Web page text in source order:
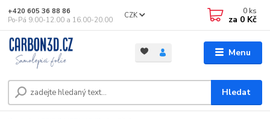
Menu
CZK
Hledat
+420 605 36 88 86
Po-Pá 9.00-12.00 a 16.00-20.00
0 ks
za 0 Kč